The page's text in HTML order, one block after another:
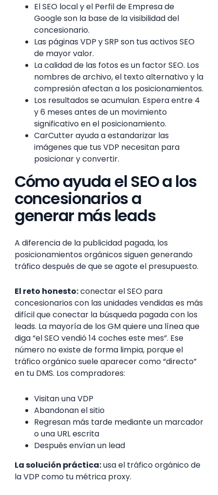
El SEO local y el Perfil de Empresa de
Google son la base de la visibilidad del
concesionario.
Las páginas VDP y SRP son tus activos SEO
de mayor valor.
La calidad de las fotos es un factor SEO. Los
nombres de archivo, el texto alternativo y la
compresión afectan a los posicionamientos.
Los resultados se acumulan. Espera entre 4
y 6 meses antes de un movimiento
significativo en el posicionamiento.
CarCutter ayuda a estandarizar las
imágenes que tus VDP necesitan para
posicionar y convertir.
Cómo ayuda el SEO a los
concesionarios a
generar más leads
A diferencia de la publicidad pagada, los
posicionamientos orgánicos siguen generando
tráfico después de que se agote el presupuesto.
El reto honesto:conectar el SEO para
concesionarios con las unidades vendidas es más
difícil que conectar la búsqueda pagada con los
leads. La mayoría de los GM quiere una línea que
diga “el SEO vendió 14 coches este mes”. Ese
número no existe de forma limpia, porque el
tráfico orgánico suele aparecer como “directo”
en tu DMS. Los compradores:
Visitan una VDP
Abandonan el sitio
Regresan más tarde mediante un marcador
o una URL escrita
Después envían un lead
La solución práctica:usa el tráfico orgánico de
la VDP como tu métrica proxy.